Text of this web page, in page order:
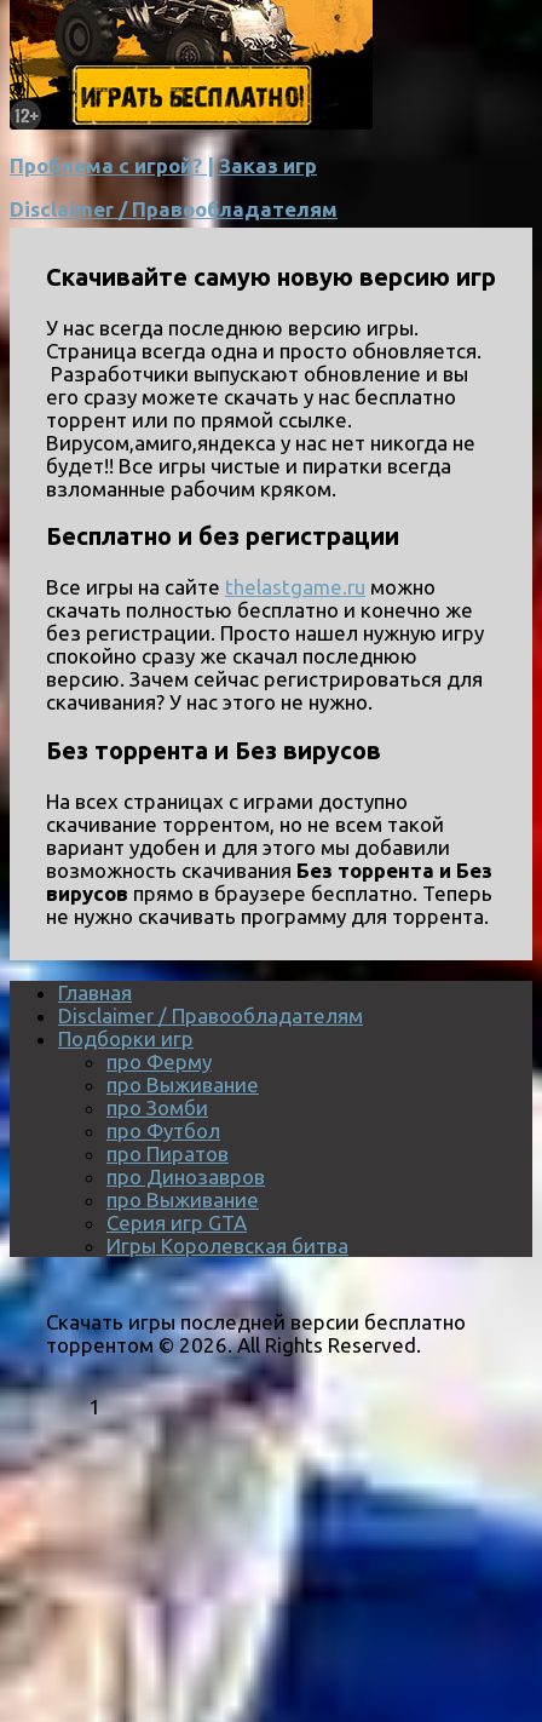
Проблема с игрой? | Заказ игр
Disclaimer / Правообладателям
Скачивайте самую новую версию игр
У нас всегда последнюю версию игры.
Страница всегда одна и просто обновляется.
Разработчики выпускают обновление и вы
его сразу можете скачать у нас бесплатно
торрент или по прямой ссылке.
Вирусом,амиго,яндекса у нас нет никогда не
будет!! Все игры чистые и пиратки всегда
взломанные рабочим кряком.
Бесплатно и без регистрации
Все игры на сайте thelastgame.ru можно
скачать полностью бесплатно и конечно же
без регистрации. Просто нашел нужную игру
спокойно сразу же скачал последнюю
версию. Зачем сейчас регистрироваться для
скачивания? У нас этого не нужно.
Без торрента и Без вирусов
На всех страницах с играми доступно
скачивание торрентом, но не всем такой
вариант удобен и для этого мы добавили
возможность скачивания Без торрента и Без
вирусов прямо в браузере бесплатно. Теперь
не нужно скачивать программу для торрента.
Главная
Disclaimer / Правообладателям
Подборки игр
про Ферму
про Выживание
про Зомби
про Футбол
про Пиратов
про Динозавров
про Выживание
Серия игр GTA
Игры Королевская битва
Скачать игры последней версии бесплатно
торрентом © 2026. All Rights Reserved.
1